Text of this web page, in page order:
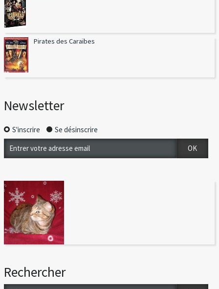
Pirates des Caraïbes
Newsletter
S'inscrire Se désinscrire
Rechercher